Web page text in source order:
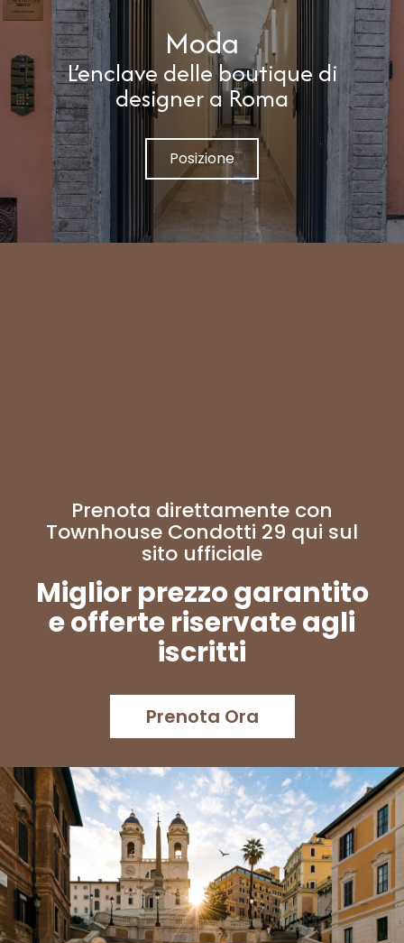
Moda
L’enclave delle boutique di
designer a Roma
Posizione
Prenota direttamente con
Townhouse Condotti 29 qui sul
sito ufficiale
Miglior prezzo garantito
e offerte riservate agli
iscritti
Prenota Ora